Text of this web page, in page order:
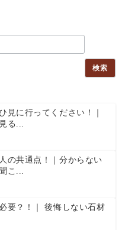
検索
見に行ってください！｜
る...
の共通点！｜分からない
こ...
要？！｜ 後悔しない石材